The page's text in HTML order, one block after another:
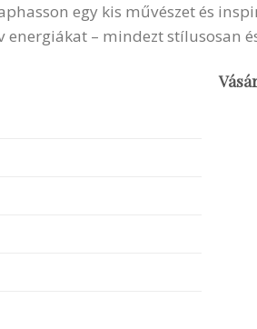
egy kis művészet és
– mindezt stílusosan